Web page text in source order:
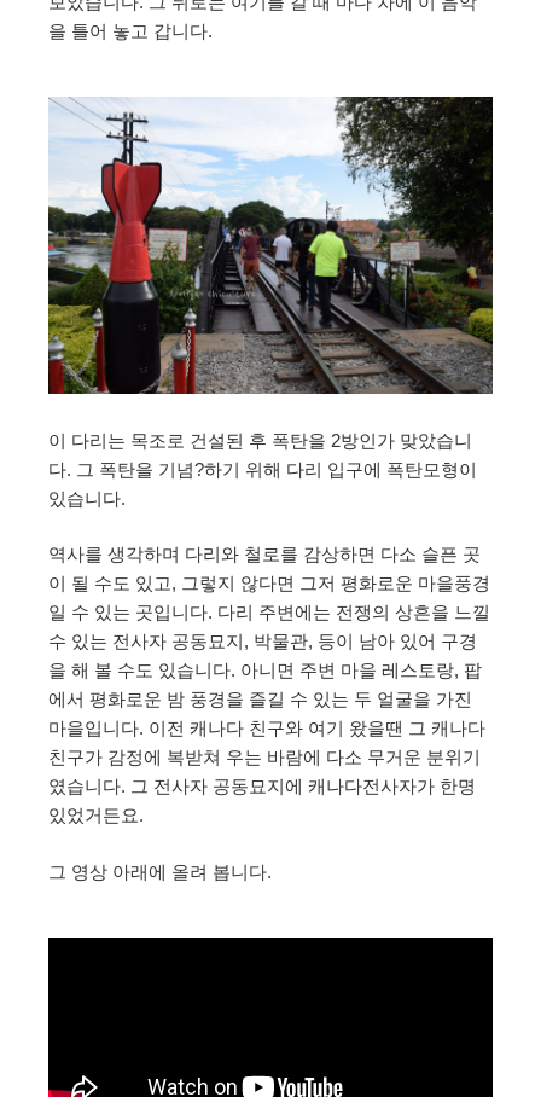
을 틀어 놓고 갑니다.
이 다리는 목조로 건설된 후 폭탄을 2방인가 맞았습니
다. 그 폭탄을 기념?하기 위해 다리 입구에 폭탄모형이
있습니다.
역사를 생각하며 다리와 철로를 감상하면 다소 슬픈 곳
이 될 수도 있고, 그렇지 않다면 그저 평화로운 마을풍경
일 수 있는 곳입니다. 다리 주변에는 전쟁의 상흔을 느낄
수 있는 전사자 공동묘지, 박물관, 등이 남아 있어 구경
을 해 볼 수도 있습니다. 아니면 주변 마을 레스토랑, 팝
에서 평화로운 밤 풍경을 즐길 수 있는 두 얼굴을 가진
마을입니다. 이전 캐나다 친구와 여기 왔을땐 그 캐나다
친구가 감정에 복받쳐 우는 바람에 다소 무거운 분위기
였습니다. 그 전사자 공동묘지에 캐나다전사자가 한명
있었거든요.
그 영상 아래에 올려 봅니다.